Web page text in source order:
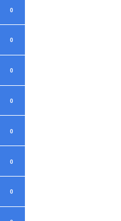
0
0
0
0
0
0
0